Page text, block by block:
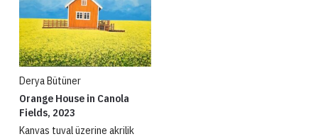
Derya Bütüner
Orange House in Canola
Fields, 2023
Kanvas tuval üzerine akrilik